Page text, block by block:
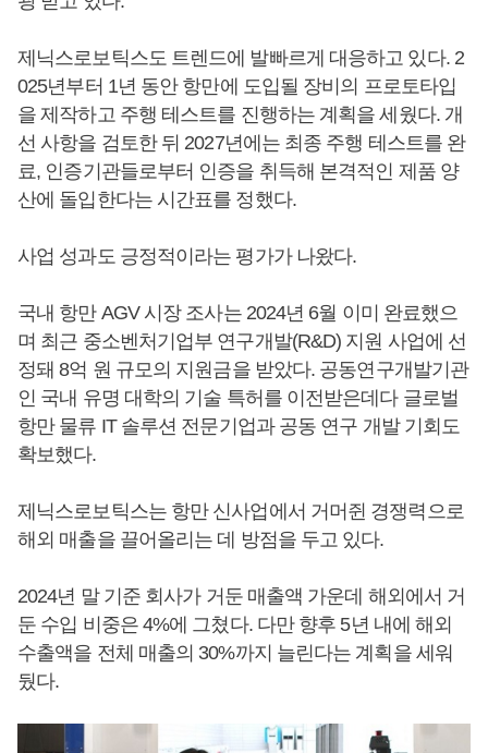
제닉스로보틱스도 트렌드에 발빠르게 대응하고 있다. 2
025년부터 1년 동안 항만에 도입될 장비의 프로토타입
을 제작하고 주행 테스트를 진행하는 계획을 세웠다. 개
선 사항을 검토한 뒤 2027년에는 최종 주행 테스트를 완
료, 인증기관들로부터 인증을 취득해 본격적인 제품 양
산에 돌입한다는 시간표를 정했다.
사업 성과도 긍정적이라는 평가가 나왔다.
국내 항만 AGV 시장 조사는 2024년 6월 이미 완료했으
며 최근 중소벤처기업부 연구개발(R&D) 지원 사업에 선
정돼 8억 원 규모의 지원금을 받았다. 공동연구개발기관
인 국내 유명 대학의 기술 특허를 이전받은데다 글로벌
항만 물류 IT 솔루션 전문기업과 공동 연구 개발 기회도
확보했다.
제닉스로보틱스는 항만 신사업에서 거머쥔 경쟁력으로
해외 매출을 끌어올리는 데 방점을 두고 있다.
2024년 말 기준 회사가 거둔 매출액 가운데 해외에서 거
둔 수입 비중은 4%에 그쳤다. 다만 향후 5년 내에 해외
수출액을 전체 매출의 30%까지 늘린다는 계획을 세워
뒀다.